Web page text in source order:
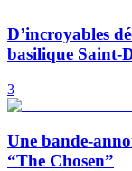
D’incroyables
basilique Saint-
3
Une bande-
“The Chosen”